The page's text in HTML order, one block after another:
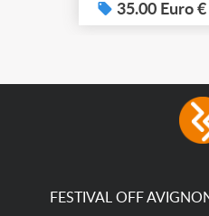
récupérer à
13012.
35.00 Euro €
FESTIVAL OFF